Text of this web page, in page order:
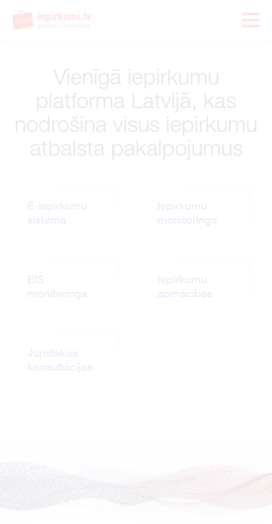
Vienīgā iepirkumu
platforma Latvijā, kas
nodrošina visus iepirkumu
atbalsta pakalpojumus